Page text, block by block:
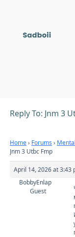
Reply To: Jnm 3
Home› Forums ›
Jnm 3 Utbc Fmp
April 14, 2026 at 3:43
BobbyEnlap
Guest